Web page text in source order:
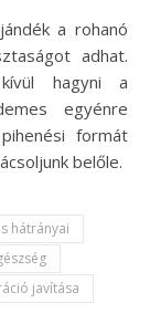
a rohanó
adhat.
hagyni a
egyénre
formát
belőle.
hátrányai
javítása